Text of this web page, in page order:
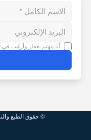
phone number
أنا مهتم بعقار وأرغب في
© حقوق الطبع والنشر 2026. جميع الحقوق